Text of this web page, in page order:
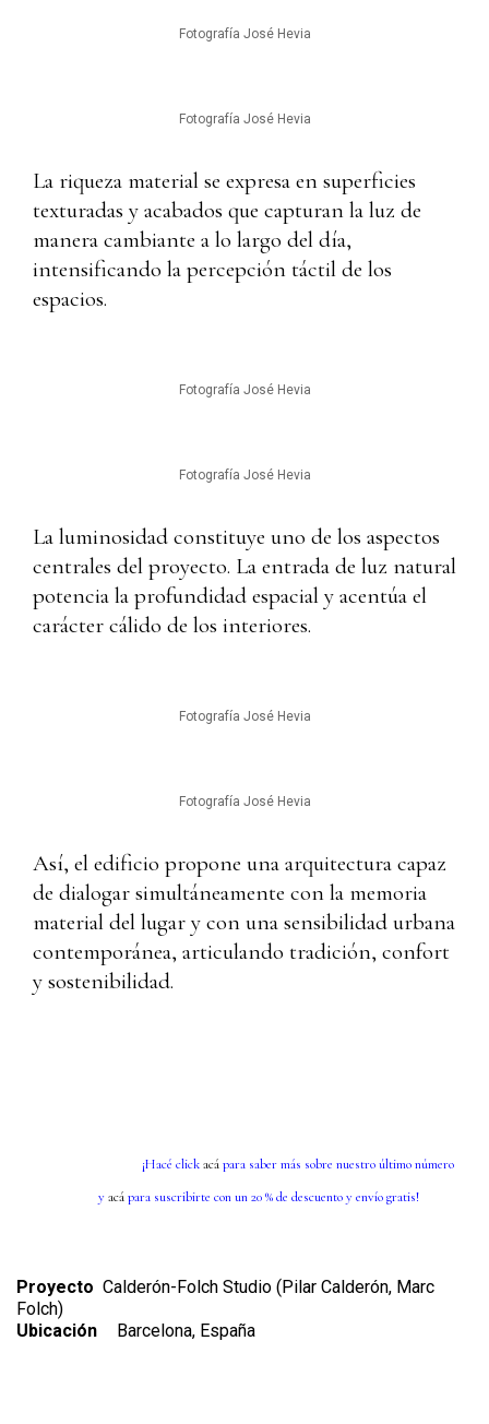
Fotografía José Hevia
Fotografía José Hevia
La riqueza material se expresa en superficies
texturadas y acabados que capturan la luz de
manera cambiante a lo largo del día,
intensificando la percepción táctil de los
espacios.
Fotografía José Hevia
Fotografía José Hevia
La luminosidad constituye uno de los aspectos
centrales del proyecto. La entrada de luz natural
potencia la profundidad espacial y acentúa el
carácter cálido de los interiores.
Fotografía José Hevia
Fotografía José Hevia
Así, el edificio propone una arquitectura capaz
de dialogar simultáneamente con la memoria
material del lugar y con una sensibilidad urbana
contemporánea, articulando tradición, confort
y sostenibilidad.
¡Hacé clickacápara saber más sobre nuestro último número
yacápara suscribirte con un 20 % de descuento y envío gratis!
Proyecto Calderón-Folch Studio (Pilar Calderón, Marc
Folch)
Ubicación
Barcelona, España